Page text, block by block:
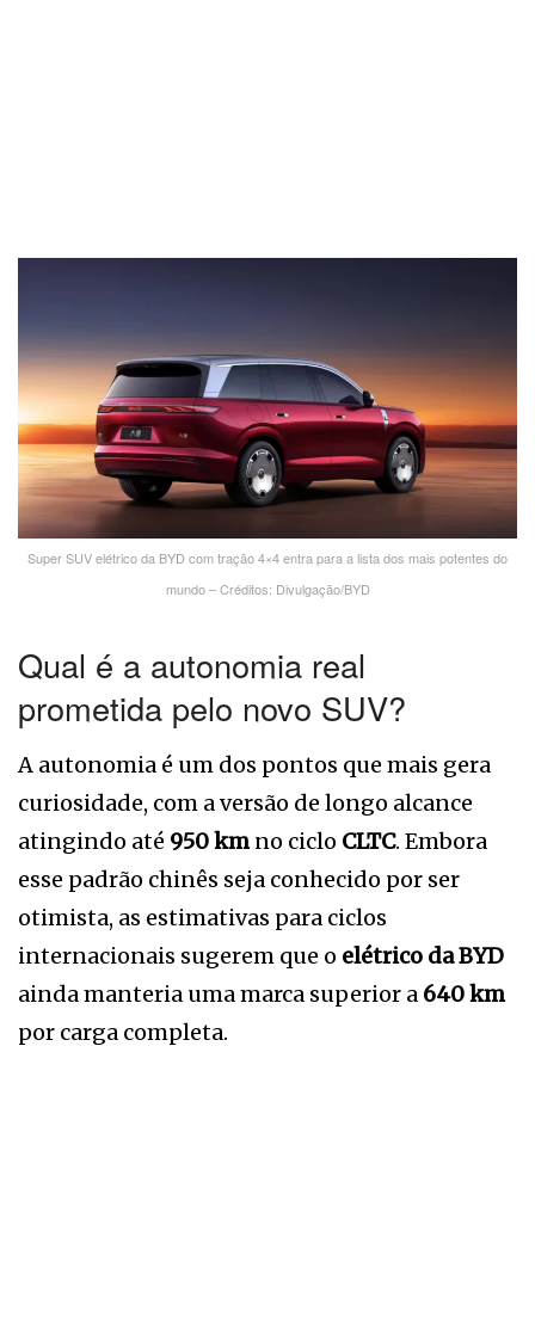
Super SUV elétrico da BYD com tração 4×4 entra para a lista dos mais potentes do
mundo – Créditos: Divulgação/BYD
Qual é a autonomia real
prometida pelo novo SUV?
A autonomia é um dos pontos que mais gera
curiosidade, com a versão de longo alcance
atingindo até 950 kmno ciclo CLTC. Embora
esse padrão chinês seja conhecido por ser
otimista, as estimativas para ciclos
internacionais sugerem que o elétrico da BYD
ainda manteria uma marca superior a 640 km
por carga completa.